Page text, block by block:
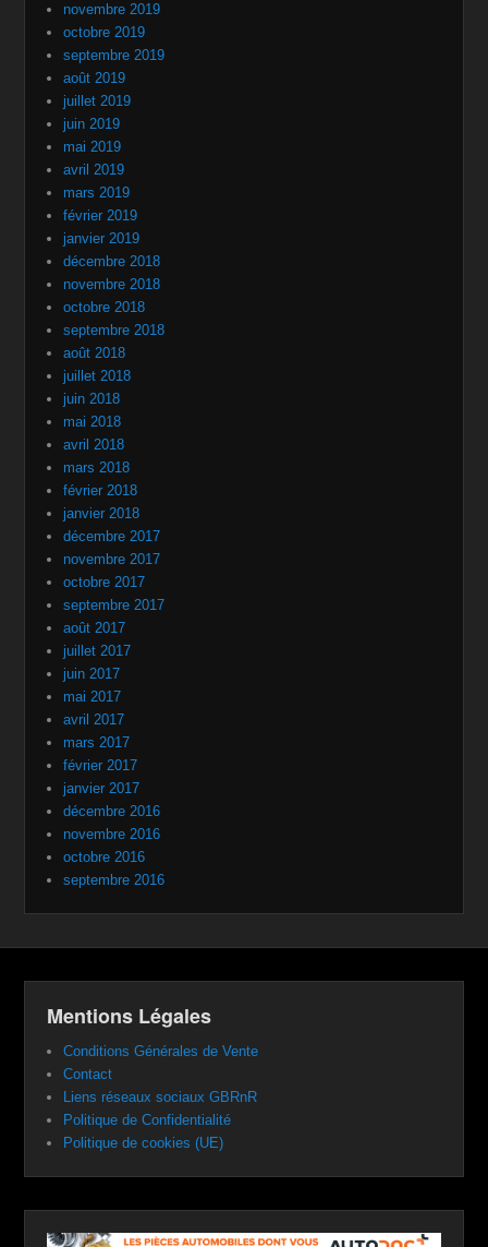
novembre 2019
octobre 2019
septembre 2019
août 2019
juillet 2019
juin 2019
mai 2019
avril 2019
mars 2019
février 2019
janvier 2019
décembre 2018
novembre 2018
octobre 2018
septembre 2018
août 2018
juillet 2018
juin 2018
mai 2018
avril 2018
mars 2018
février 2018
janvier 2018
décembre 2017
novembre 2017
octobre 2017
septembre 2017
août 2017
juillet 2017
juin 2017
mai 2017
avril 2017
mars 2017
février 2017
janvier 2017
décembre 2016
novembre 2016
octobre 2016
septembre 2016
Mentions Légales
Conditions Générales de Vente
Contact
Liens réseaux sociaux GBRnR
Politique de Confidentialité
Politique de cookies (UE)